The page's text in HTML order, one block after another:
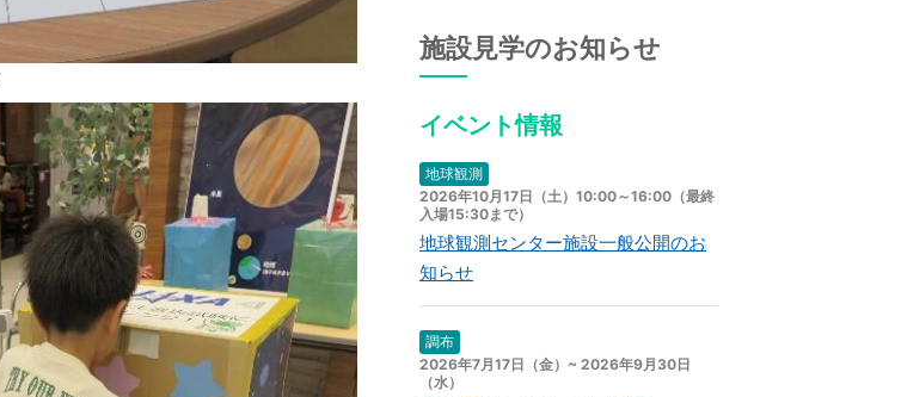
施設見学のお知らせ
イベント情報
地球観測
2026年10月17日（土）10:00～16:00（最終
入場15:30まで）
地球観測センター施設一般公開のお
知らせ
調布
2026年7月17日（金）~ 2026年9月30日
（水）